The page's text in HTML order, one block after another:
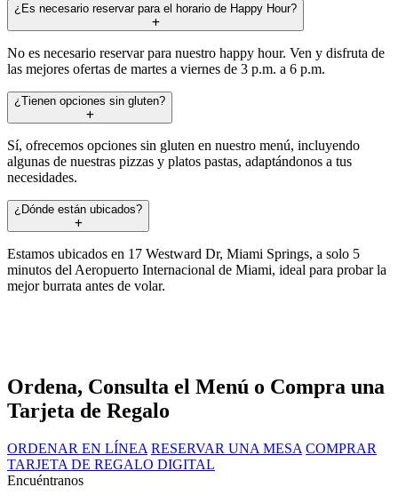
¿Es necesario reservar para el horario de Happy Hour?
No es necesario reservar para nuestro happy hour. Ven y disfruta de
las mejores ofertas de martes a viernes de 3 p.m. a 6 p.m.
¿Tienen opciones sin gluten?
Sí, ofrecemos opciones sin gluten en nuestro menú, incluyendo
algunas de nuestras pizzas y platos pastas, adaptándonos a tus
necesidades.
¿Dónde están ubicados?
Estamos ubicados en 17 Westward Dr, Miami Springs, a solo 5
minutos del Aeropuerto Internacional de Miami, ideal para probar la
mejor burrata antes de volar.
Ordena, Consulta el Menú o Compra una
Tarjeta de Regalo
ORDENAR EN LÍNEA RESERVAR UNA MESA COMPRAR
TARJETA DE REGALO DIGITAL
Encuéntranos